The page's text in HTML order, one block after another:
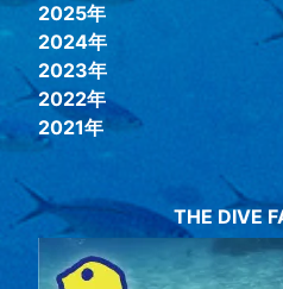
2025年
2024年
2023年
2022年
2021年
THE DIVE